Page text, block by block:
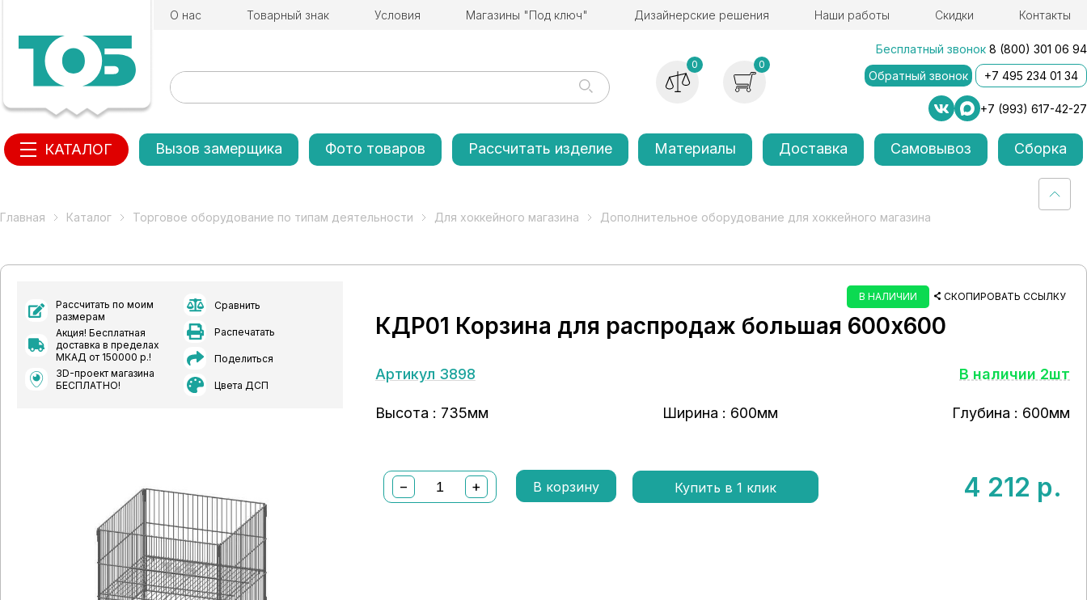
О нас Товарный знак Условия Магазины "Под ключ" Дизайнерские решения Наши работы Скидки Контакты
0 0
Бесплатный звонок 8 (800) 301 06 94
Обратный звонок
+7 495 234 01 34
+7 (993) 617-42-27
КАТАЛОГ Вызов замерщика Фото товаров Рассчитать изделие Материалы Доставка Самовывоз Сборка
Главная Каталог Торговое оборудование по типам деятельности Для хоккейного магазина Дополнительное оборудование для хоккейного магазина
Рассчитать по моим
размерам
Акция! Бесплатная
доставка в пределах
МКАД от 150000 р.!
3D-проект магазина
БЕСПЛАТНО!
Сравнить
Распечатать
Поделиться
Цвета ДСП
В НАЛИЧИИ СКОПИРОВАТЬ ССЫЛКУ
КДР01 Корзина для распродаж большая 600х600
Артикул 3898 В наличии 2шт
Высота : 735мм Ширина : 600мм Глубина : 600мм
4 212 р.
− + В корзину Купить в 1 клик